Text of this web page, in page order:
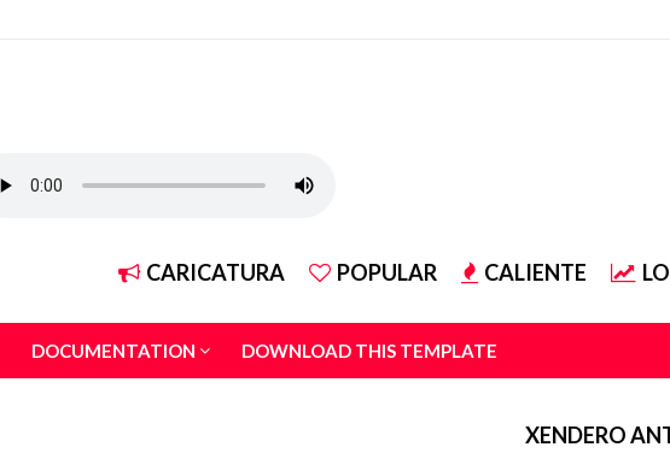
CARICATURA POPULAR CALIENTE
DOCUMENTATION DOWNLOAD THIS TEMPLATE
XENDERO